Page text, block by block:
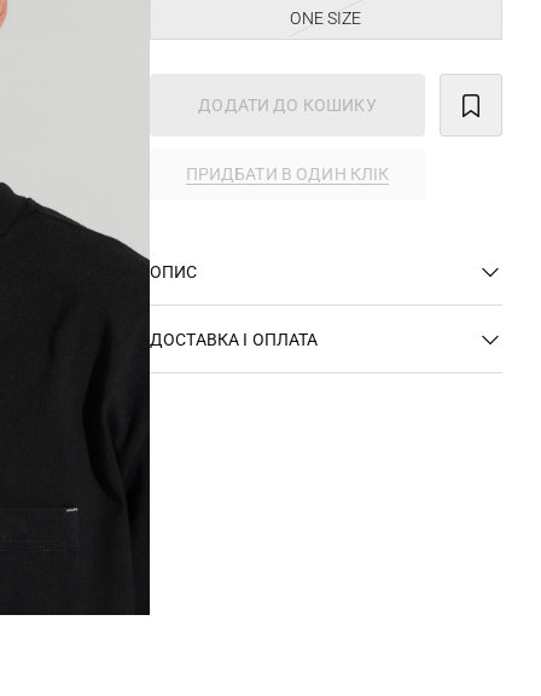
ONE SIZE
ДОДАТИ ДО КОШИКУ
ПРИДБАТИ В ОДИН КЛІК
ОПИС
ДОСТАВКА І ОПЛАТА